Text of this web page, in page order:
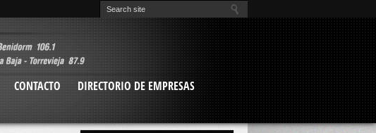
CONTACTO
DIRECTORIO DE EMPRESAS